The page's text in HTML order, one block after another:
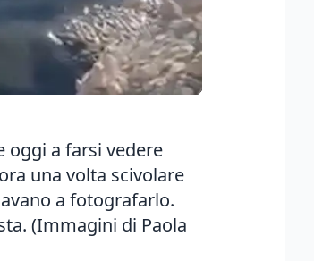
oggi a farsi vedere
una volta scivolare
a fotografarlo.
(Immagini di Paola